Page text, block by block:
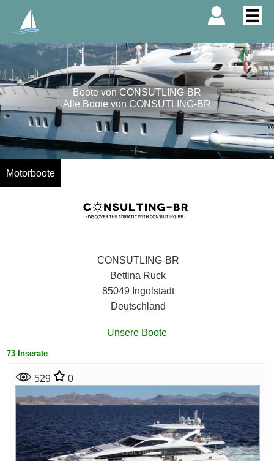
Boote von CONSUTLING-BR
Alle Boote von CONSUTLING-BR
Motorboote
CONSUTLING-BR
Bettina Ruck
85049 Ingolstadt
Deutschland
Unsere Boote
73 Inserate
529 0